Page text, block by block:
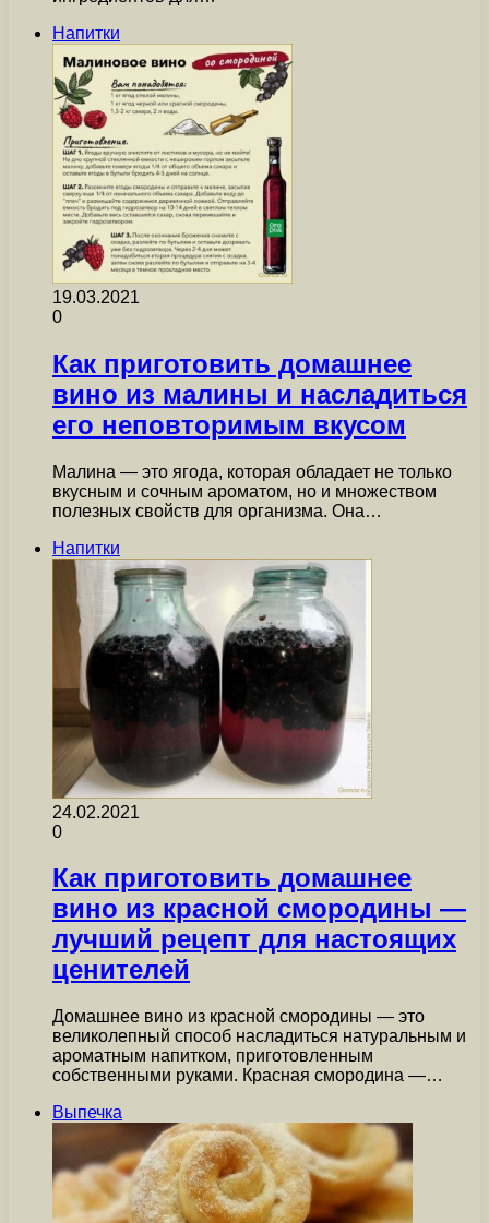
Напитки
19.03.2021
0
Как приготовить домашнее
вино из малины и насладиться
его неповторимым вкусом
Малина — это ягода, которая обладает не только
вкусным и сочным ароматом, но и множеством
полезных свойств для организма. Она…
Напитки
24.02.2021
0
Как приготовить домашнее
вино из красной смородины —
лучший рецепт для настоящих
ценителей
Домашнее вино из красной смородины — это
великолепный способ насладиться натуральным и
ароматным напитком, приготовленным
собственными руками. Красная смородина —…
Выпечка